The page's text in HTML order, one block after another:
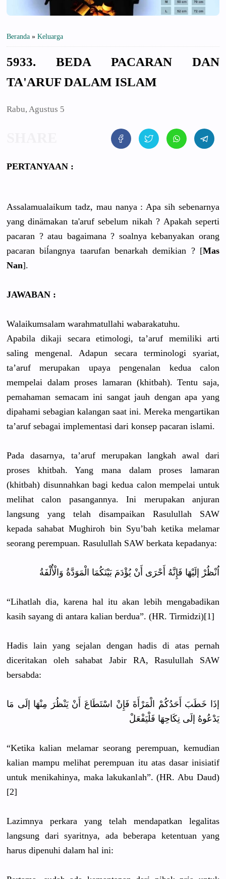
Beranda » Keluarga
5933. BEDA PACARAN DAN
TA'ARUF DALAM ISLAM
Rabu, Agustus 5
PERTANYAAN :
Assalamualaikum tadz, mau nanya : Apa sih sebenarnya
yang dinämakan ta'aruf sebelum nikah ? Apakah seperti
pacaran ? atau bagaimana ? soalnya kebanyakan orang
pacaran biĺangnya taarufan benarkah demikian ? [Mas
Nan].
JAWABAN :
Walaikumsalam warahmatullahi wabarakatuhu.
Apabila dikaji secara etimologi, ta’aruf memiliki arti
saling mengenal. Adapun secara terminologi syariat,
ta’aruf merupakan upaya pengenalan kedua calon
mempelai dalam proses lamaran (khitbah). Tentu saja,
pemahaman semacam ini sangat jauh dengan apa yang
dipahami sebagian kalangan saat ini. Mereka mengartikan
ta’aruf sebagai implementasi dari konsep pacaran islami.
Pada dasarnya, ta’aruf merupakan langkah awal dari
proses khitbah. Yang mana dalam proses lamaran
(khitbah) disunnahkan bagi kedua calon mempelai untuk
melihat calon pasangannya. Ini merupakan anjuran
langsung yang telah disampaikan Rasulullah SAW
kepada sahabat Mughiroh bin Syu’bah ketika melamar
seorang perempuan. Rasulullah SAW berkata kepadanya:
اُنْظُرْ إلَيْهَا فَإِنَّهُ أَحْرَى أَنْ يُؤْدَمَ بَيْنَكُمَا الْمَوَدَّةُ وَالْأُلْفَةُ
“Lihatlah dia, karena hal itu akan lebih mengabadikan
kasih sayang di antara kalian berdua”. (HR. Tirmidzi)[1]
Hadis lain yang sejalan dengan hadis di atas pernah
diceritakan oleh sahabat Jabir RA, Rasulullah SAW
bersabda:
إذَا خَطَبَ أَحَدُكُمْ الْمَرْأَةَ فَإِنْ اسْتَطَاعَ أَنْ يَنْظُرَ مِنْهَا إلَى مَا
يَدْعُوهُ إلَى نِكَاحِهَا فَلْيَفْعَلْ
“Ketika kalian melamar seorang perempuan, kemudian
kalian mampu melihat perempuan itu atas dasar inisiatif
untuk menikahinya, maka lakukanlah”. (HR. Abu Daud)
[2]
Lazimnya perkara yang telah mendapatkan legalitas
langsung dari syaritnya, ada beberapa ketentuan yang
harus dipenuhi dalam hal ini: